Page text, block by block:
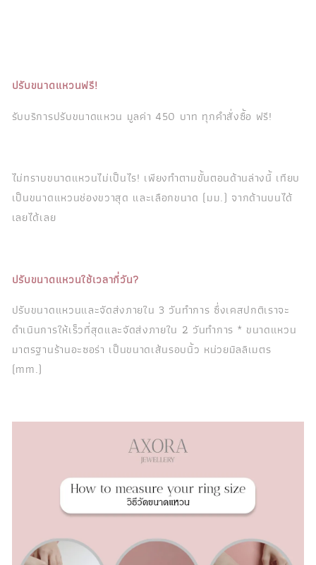
ปรับขนาดแหวนฟรี!
รับบริการปรับขนาดแหวน มูลค่า 450 บาท ทุกคำสั่งซื้อ ฟรี!
ไม่ทราบขนาดแหวนไม่เป็นไร! เพียงทำตามขั้นตอนด้านล่างนี้ เทียบ
เป็นขนาดแหวนช่องขวาสุด และเลือกขนาด (มม.) จากด้านบนได้
เลยได้เลย
ปรับขนาดแหวนใช้เวลากี่วัน?
ปรับขนาดแหวนและจัดส่งภายใน 3 วันทำการ ซึ่งเคสปกติเราจะ
ดำเนินการให้เร็วที่สุดและจัดส่งภายใน 2 วันทำการ * ขนาดแหวน
มาตรฐานร้านอะซอร่า เป็นขนาดเส้นรอบนิ้ว หน่วยมิลลิเมตร
(mm.)